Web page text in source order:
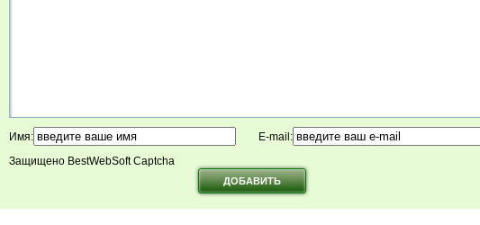
Имя:
E-mail:
Защищено BestWebSoft Captcha